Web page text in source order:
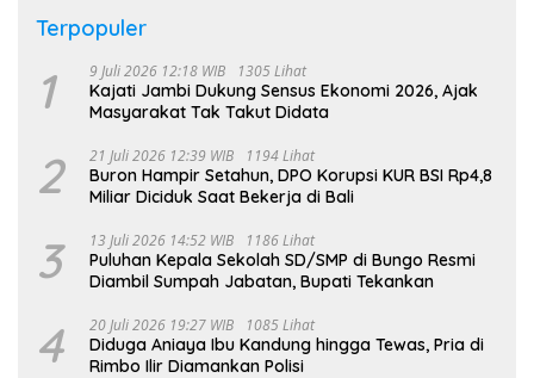
Terpopuler
1 9 Juli 2026 12:18 WIB 1305 Lihat
Kajati Jambi Dukung Sensus Ekonomi 2026, Ajak
Masyarakat Tak Takut Didata
2 21 Juli 2026 12:39 WIB 1194 Lihat
Buron Hampir Setahun, DPO Korupsi KUR BSI Rp4,8
Miliar Diciduk Saat Bekerja di Bali
3 13 Juli 2026 14:52 WIB 1186 Lihat
Puluhan Kepala Sekolah SD/SMP di Bungo Resmi
Diambil Sumpah Jabatan, Bupati Tekankan
4 20 Juli 2026 19:27 WIB 1085 Lihat
Diduga Aniaya Ibu Kandung hingga Tewas, Pria di
Rimbo Ilir Diamankan Polisi